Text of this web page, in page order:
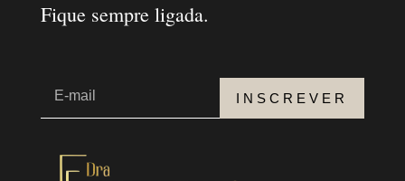
Fique sempre ligada.
INSCREVER